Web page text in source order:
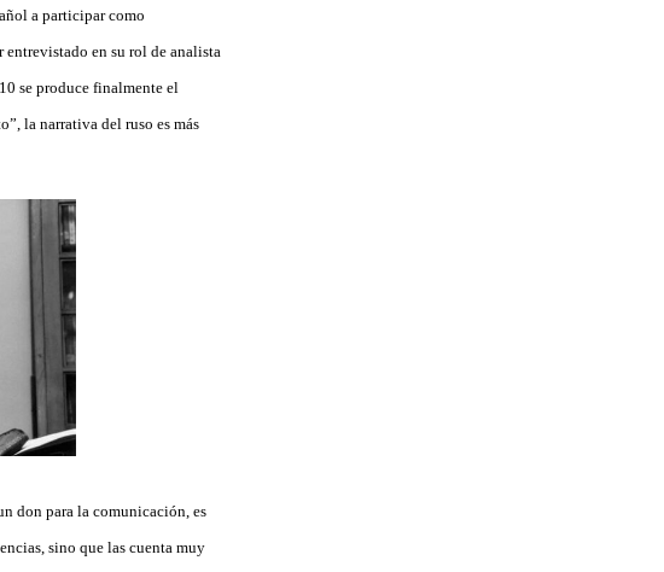
a participar como
en su rol de analista
se produce finalmente el
la narrativa del ruso es más
don para la comunicación, es
sino que las cuenta muy